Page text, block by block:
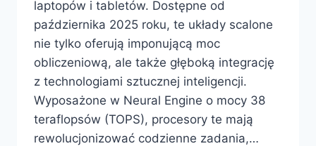
laptopów i tabletów. Dostępne od
października 2025 roku, te układy scalone
nie tylko oferują imponującą moc
obliczeniową, ale także głęboką integrację
z technologiami sztucznej inteligencji.
Wyposażone w Neural Engine o mocy 38
teraflopsów (TOPS), procesory te mają
rewolucjonizować codzienne zadania,…